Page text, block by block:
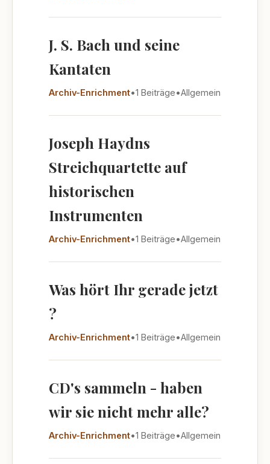
J. S. Bach und seine
Kantaten
Archiv-Enrichment•1 Beiträge•Allgemein
Joseph Haydns
Streichquartette auf
historischen
Instrumenten
Archiv-Enrichment•1 Beiträge•Allgemein
Was hört Ihr gerade jetzt
?
Archiv-Enrichment•1 Beiträge•Allgemein
CD's sammeln - haben
wir sie nicht mehr alle?
Archiv-Enrichment•1 Beiträge•Allgemein